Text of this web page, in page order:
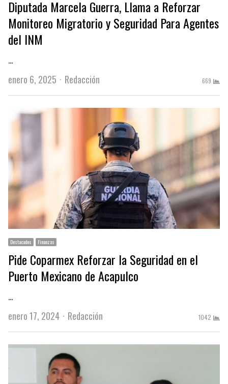
Diputada Marcela Guerra, Llama a Reforzar
Monitoreo Migratorio y Seguridad Para Agentes
del INM
…
enero 6, 2025
Author
Redacción 669
Destacados Finanzas
Pide Coparmex Reforzar la Seguridad en el
Puerto Mexicano de Acapulco
…
enero 17, 2024
Author
Redacción 1042